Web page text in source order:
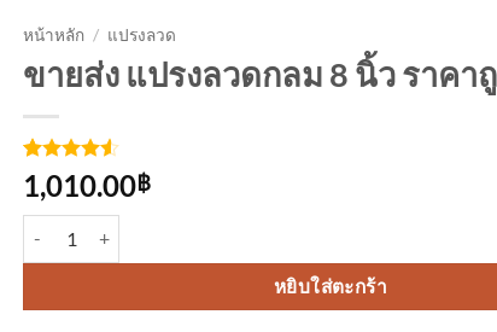
หน้าหลัก / แปรงลวด
ขายส่ง แปรงลวดกลม 8 นิ้ว ราคา
ให้คะแนน
4.5จาก 5
คะแนน
เต็มบน
4
1,010.00฿
หยิบใส่ตะกร้า